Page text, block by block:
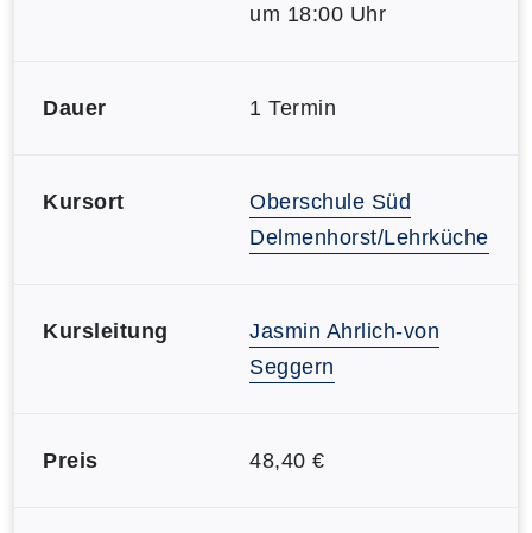
um 18:00 Uhr
Dauer 1 Termin
Kursort
Oberschule Süd
Delmenhorst/Lehrküche
Kursleitung
Jasmin Ahrlich-von
Seggern
Preis 48,40 €